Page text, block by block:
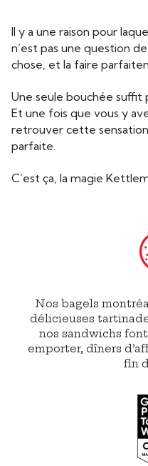
Il y a une raison pour
n’est pas une question
chose, et la faire
Une seule bouchée suffit
Et une fois que vous y
retrouver cette
parfaite.
C’est ça, la magie
Nos bagels
délicieuses
nos sandwichs
emporter, dîners
fin